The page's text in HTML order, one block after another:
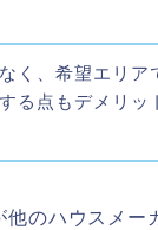
く、希望エリア
る点もデメリッ
他のハウスメー